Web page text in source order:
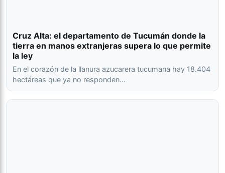
Cruz Alta: el departamento de Tucumán donde la
tierra en manos extranjeras supera lo que permite
la ley
En el corazón de la llanura azucarera tucumana hay 18.404
hectáreas que ya no responden…